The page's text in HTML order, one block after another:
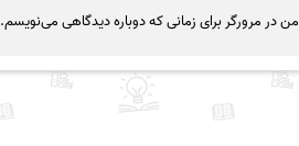
در مرورگر برای زمانی که دوباره دیدگاهی می‌نویسم.